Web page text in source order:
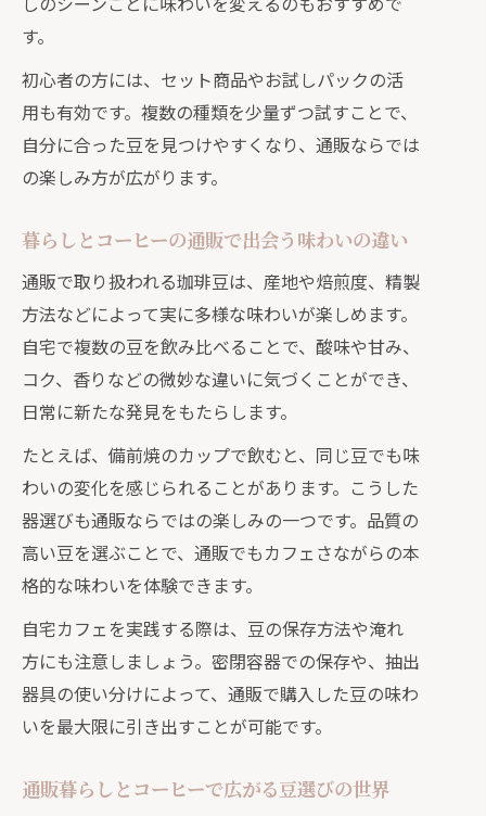
す。
初心者の方には、セット商品やお試しパックの活
用も有効です。複数の種類を少量ずつ試すことで、
自分に合った豆を見つけやすくなり、通販ならでは
の楽しみ方が広がります。
暮らしとコーヒーの通販で出会う味わいの違い
通販で取り扱われる珈琲豆は、産地や焙煎度、精製
方法などによって実に多様な味わいが楽しめます。
自宅で複数の豆を飲み比べることで、酸味や甘み、
コク、香りなどの微妙な違いに気づくことができ、
日常に新たな発見をもたらします。
たとえば、備前焼のカップで飲むと、同じ豆でも味
わいの変化を感じられることがあります。こうした
器選びも通販ならではの楽しみの一つです。品質の
高い豆を選ぶことで、通販でもカフェさながらの本
格的な味わいを体験できます。
自宅カフェを実践する際は、豆の保存方法や淹れ
方にも注意しましょう。密閉容器での保存や、抽出
器具の使い分けによって、通販で購入した豆の味わ
いを最大限に引き出すことが可能です。
通販暮らしとコーヒーで広がる豆選びの世界